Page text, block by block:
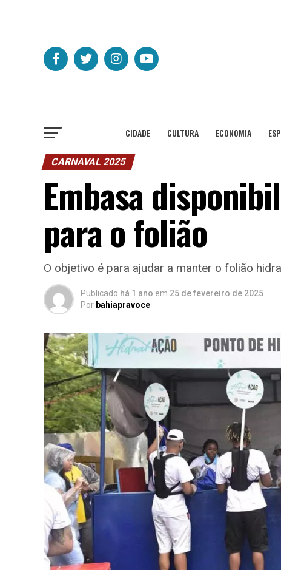
CIDADE CULTURA ECONOMIA
CARNAVAL 2025
Embasa
para o folião
O objetivo é para ajudar a manter o folião
Publicado há 1 ano em 25 de fevereiro de 2025
Por bahiapravoce